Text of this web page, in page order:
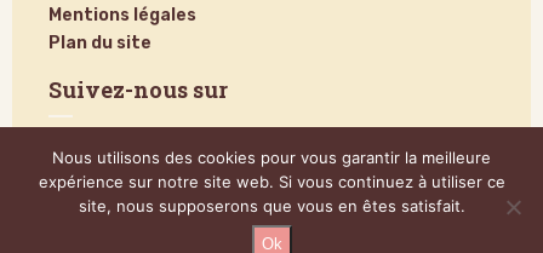
Mentions légales
Plan du site
Suivez-nous sur
@2024 – Tous droits réservés.
Nous utilisons des cookies pour vous garantir la meilleure
expérience sur notre site web. Si vous continuez à utiliser ce
site, nous supposerons que vous en êtes satisfait.
Ok